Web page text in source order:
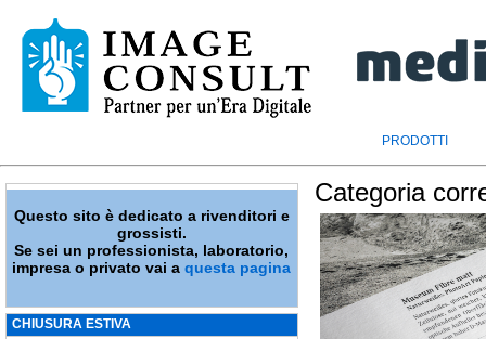
PRODOTTI
Questo sito è dedicato a rivenditori e
grossisti.
Se sei un professionista, laboratorio,
impresa o privato vai aquesta pagina
CHIUSURA ESTIVA
Categoria